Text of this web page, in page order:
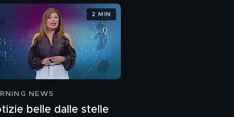
NEWS
belle dalle stelle
2 MIN